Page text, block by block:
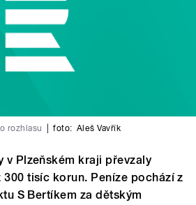
rozhlasu foto: Aleš Vavřík
v Plzeňském kraji převzaly
tisíc korun. Peníze pochází z
S Bertíkem za dětským